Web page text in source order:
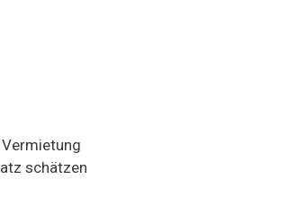
schätzen